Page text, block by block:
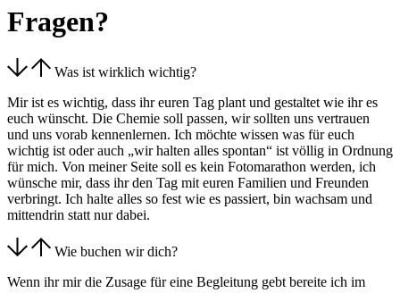
Fragen?
Was ist wirklich wichtig?
Mir ist es wichtig, dass ihr euren Tag plant und gestaltet wie ihr es
euch wünscht. Die Chemie soll passen, wir sollten uns vertrauen
und uns vorab kennenlernen. Ich möchte wissen was für euch
wichtig ist oder auch „wir halten alles spontan“ ist völlig in Ordnung
für mich. Von meiner Seite soll es kein Fotomarathon werden, ich
wünsche mir, dass ihr den Tag mit euren Familien und Freunden
verbringt. Ich halte alles so fest wie es passiert, bin wachsam und
mittendrin statt nur dabei.
Wie buchen wir dich?
Wenn ihr mir die Zusage für eine Begleitung gebt bereite ich im